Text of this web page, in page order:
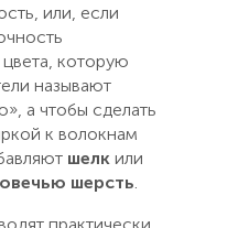
или, если
которую
называют
а чтобы сделать
к волокнам
шелк или
овечью шерсть
практически